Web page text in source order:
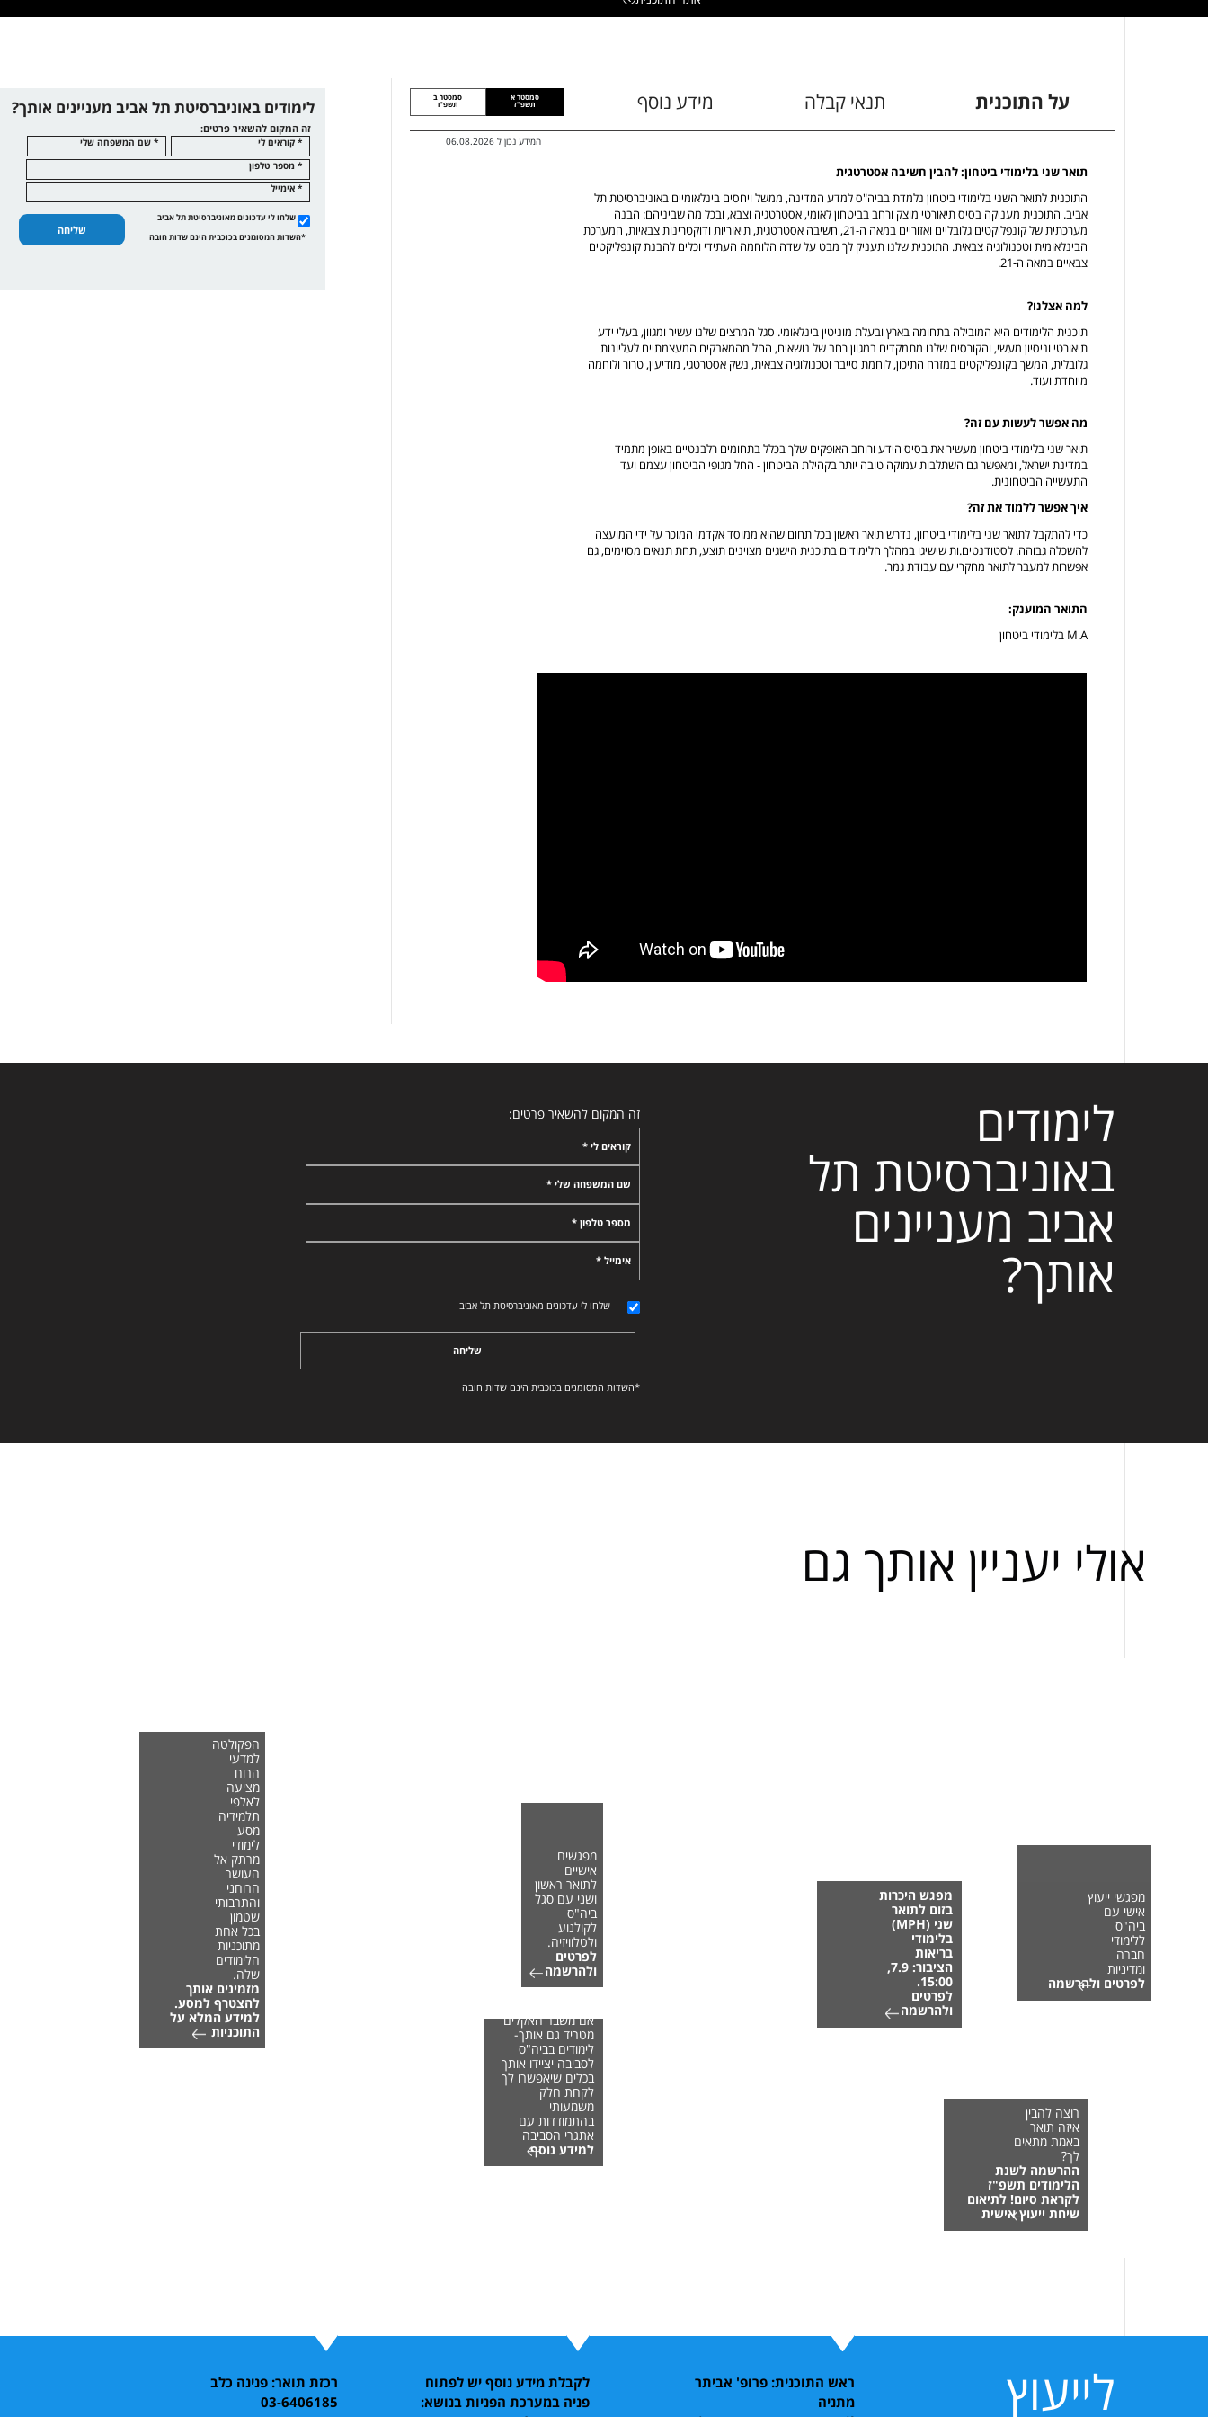
סמסטר א
תשפ"ז
סמסטר ב
תשפ"ו
המידע נכון ל 06.08.2026
על התוכנית תנאי קבלה מידע נוסף
תואר שני בלימודי ביטחון: להבין חשיבה אסטרטגית
התוכנית לתואר השני בלימודי ביטחון נלמדת בביה"ס למדע המדינה, ממשל ויחסים בינלאומיים באוניברסיטת תל
אביב. התוכנית מעניקה בסיס תיאורטי מוצק ורחב בביטחון לאומי, אסטרטגיה וצבא, ובכל מה שביניהם: הבנה
מערכתית של קונפליקטים גלובליים ואזוריים במאה ה-21, חשיבה אסטרטגית, תיאוריות ודוקטרינות צבאיות, המערכת
הבינלאומית וטכנולוגיה צבאית. התוכנית שלנו תעניק לך מבט על שדה הלוחמה העתידי וכלים להבנת קונפליקטים
צבאיים במאה ה-21.
למה אצלנו?
תוכנית הלימודים היא המובילה בתחומה בארץ ובעלת מוניטין בינלאומי. סגל המרצים שלנו עשיר ומגוון, בעלי ידע
תיאורטי וניסיון מעשי, והקורסים שלנו מתמקדים במגוון רחב של נושאים, החל מהמאבקים המעצמתיים לעליונות
גלובלית, המשך בקונפליקטים במזרח התיכון, לוחמת סייבר וטכנולוגיה צבאית, נשק אסטרטגי, מודיעין, טרור ולוחמה
מיוחדת ועוד.
מה אפשר לעשות עם זה?
תואר שני בלימודי ביטחון מעשיר את בסיס הידע ורוחב האופקים שלך בכלל בתחומים רלבנטיים באופן מתמיד
במדינת ישראל, ומאפשר גם השתלבות עמוקה טובה יותר בקהילת הביטחון - החל מגופי הביטחון עצמם ועד
התעשייה הביטחונית.
איך אפשר ללמוד את זה?
כדי להתקבל לתואר שני בלימודי ביטחון, נדרש תואר ראשון בכל תחום שהוא ממוסד אקדמי המוכר על ידי המועצה
להשכלה גבוהה. לסטודנטים.ות שישיגו במהלך הלימודים בתוכנית הישגים מצוינים תוצע, תחת תנאים מסוימים, גם
אפשרות למעבר לתואר מחקרי עם עבודת גמר.
התואר המוענק:
M.A בלימודי ביטחון
לימודים באוניברסיטת תל אביב מעניינים אותך?
זה המקום להשאיר פרטים:
* קוראים לי
* שם המשפחה שלי
* מספר טלפון
* אימייל
שלחו לי עדכונים מאוניברסיטת תל אביב
שליחה
*השדות המסומנים בכוכבית הינם שדות חובה
לימודים
באוניברסיטת תל
אביב מעניינים
אותך?
זה המקום להשאיר פרטים:
קוראים לי *
שם המשפחה שלי *
מספר טלפון *
אימייל *
שלחו לי עדכונים מאוניברסיטת תל אביב
שליחה
*השדות המסומנים בכוכבית הינם שדות חובה
אולי יעניין אותך גם
הפקולטה
למדעי
הרוח
מציעה
לאלפי
תלמידיה
מסע
לימודי
מרתק אל
העושר
הרוחני
והתרבותי
שטמון
בכל אחת
מתוכניות
הלימודים
שלה.
מזמינים אותך
להצטרף למסע.
למידע המלא על
התוכניות
מפגשים
אישיים
לתואר ראשון
ושני עם סגל
ביה"ס
לקולנוע
ולטלוויזיה.
לפרטים
ולהרשמה
מפגשי ייעוץ
אישי עם
ביה"ס
ללימודי
חברה
ומדיניות
לפרטים ולהרשמה
מפגש היכרות
בזום לתואר
שני (MPH)
בלימודי
בריאות
הציבור: 7.9,
15:00.
לפרטים
ולהרשמה
אם משבר האקלים
מטריד גם אותך-
לימודים בביה"ס
לסביבה יציידו אותך
בכלים שיאפשרו לך
לקחת חלק
משמעותי
בהתמודדות עם
אתגרי הסביבה
למידע נוסף
רוצה להבין
איזה תואר
באמת מתאים
לך?
ההרשמה לשנת
הלימודים תשפ"ז
לקראת סיום! לתיאום
שיחת ייעוץ אישית
לייעוץ
ראש התוכנית: פרופ' אביתר
מתניה
לקבלת מידע נוסף יש לפתוח
פניה במערכת הפניות בנושא:
רכזת תואר: פנינה כלב
03-6406185